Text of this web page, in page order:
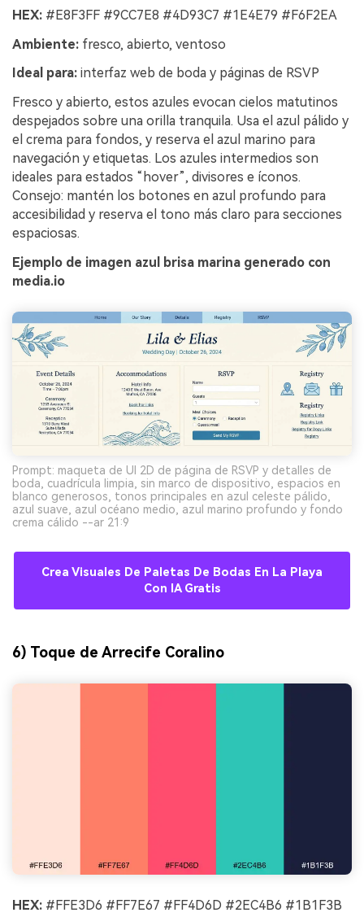
HEX: #E8F3FF #9CC7E8 #4D93C7 #1E4E79 #F6F2EA
Ambiente: fresco, abierto, ventoso
Ideal para: interfaz web de boda y páginas de RSVP
Fresco y abierto, estos azules evocan cielos matutinos
despejados sobre una orilla tranquila. Usa el azul pálido y
el crema para fondos, y reserva el azul marino para
navegación y etiquetas. Los azules intermedios son
ideales para estados “hover”, divisores e íconos.
Consejo: mantén los botones en azul profundo para
accesibilidad y reserva el tono más claro para secciones
espaciosas.
Ejemplo de imagen azul brisa marina generado con
media.io
Prompt: maqueta de UI 2D de página de RSVP y detalles de
boda, cuadrícula limpia, sin marco de dispositivo, espacios en
blanco generosos, tonos principales en azul celeste pálido,
azul suave, azul océano medio, azul marino profundo y fondo
crema cálido --ar 21:9
Crea Visuales De Paletas De Bodas En La Playa
Con IA Gratis
6) Toque de Arrecife Coralino
HEX: #FFE3D6 #FF7E67 #FF4D6D #2EC4B6 #1B1F3B